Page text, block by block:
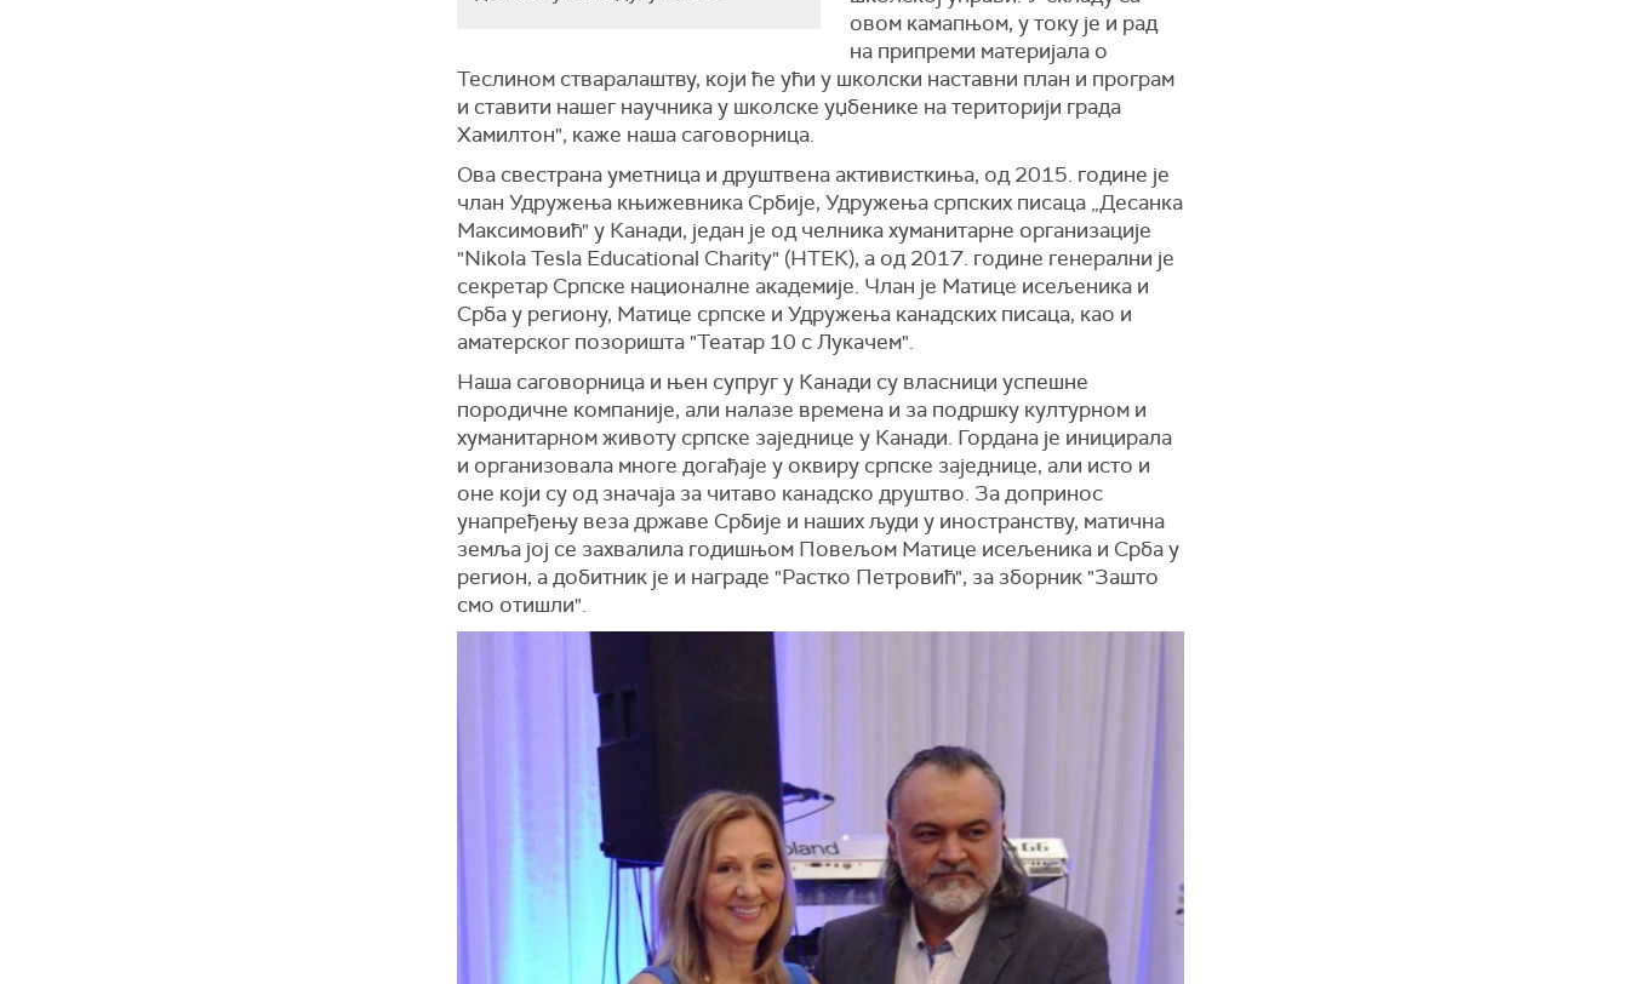
овом камапњом, у току је и рад
на припреми материјала о
Теслином стваралаштву, који ће ући у школски наставни план и програм
и ставити нашег научника у школске уџбенике на територији града
Хамилтон", каже наша саговорница.
Ова свестрана уметница и друштвена активисткиња, од 2015. године је
члан Удружења књижевника Србије, Удружења српских писаца „Десанка
Максимовић" у Канади, један је од челника хуманитарне организације
"Nikola Tesla Educational Charity" (НТЕК), а од 2017. године генерални је
секретар Српске националне академије. Члан је Матице исељеника и
Срба у региону, Матице српске и Удружења канадских писаца, као и
аматерског позоришта "Театар 10 с Лукачем".
Наша саговорница и њен супруг у Канади су власници успешне
породичне компаније, али налазе времена и за подршку културном и
хуманитарном животу српске заједнице у Канади. Гордана је иницирала
и организовала многе догађаје у оквиру српске заједнице, али исто и
оне који су од значаја за читаво канадско друштво. За допринос
унапређењу веза државе Србије и наших људи у иностранству, матична
земља јој се захвалила годишњом Повељом Матице исељеника и Срба у
регион, а добитник је и награде "Растко Петровић", за зборник "Зашто
смо отишли".